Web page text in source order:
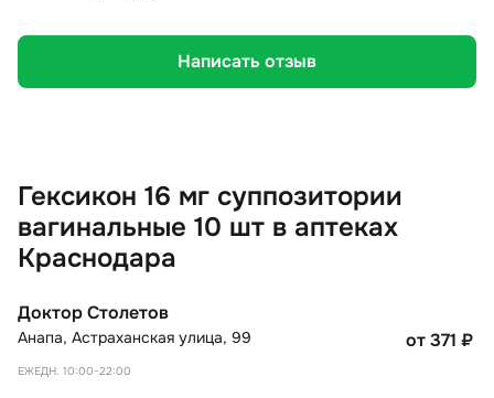
Написать отзыв
Гексикон 16 мг суппозитории
вагинальные 10 шт в аптеках
Краснодара
Доктор Столетов
Анапа, Астраханская улица, 99
ЕЖЕДН. 10:00-22:00
от 371 ₽